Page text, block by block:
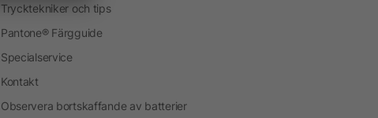
Trycktekniker och tips
Pantone® Färgguide
Specialservice
Kontakt
Observera bortskaffande av batterier